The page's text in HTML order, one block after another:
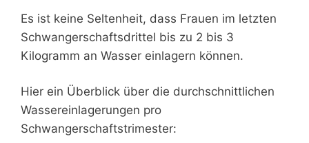
Es ist keine Seltenheit, dass Frauen im letzten
Schwangerschaftsdrittel bis zu 2 bis 3
Kilogramm an Wasser einlagern können.
Hier ein Überblick über die durchschnittlichen
Wassereinlagerungen pro
Schwangerschaftstrimester: